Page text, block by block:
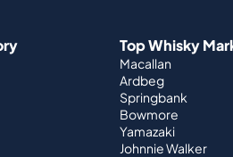
Top Whisky
Macallan
Ardbeg
Springbank
Bowmore
Yamazaki
Johnnie Walker